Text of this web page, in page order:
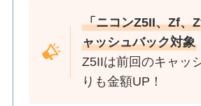
「ニコンZ5II、Zf、
ャッシュバック対象
Z5IIは前回のキャッ
りも金額UP！